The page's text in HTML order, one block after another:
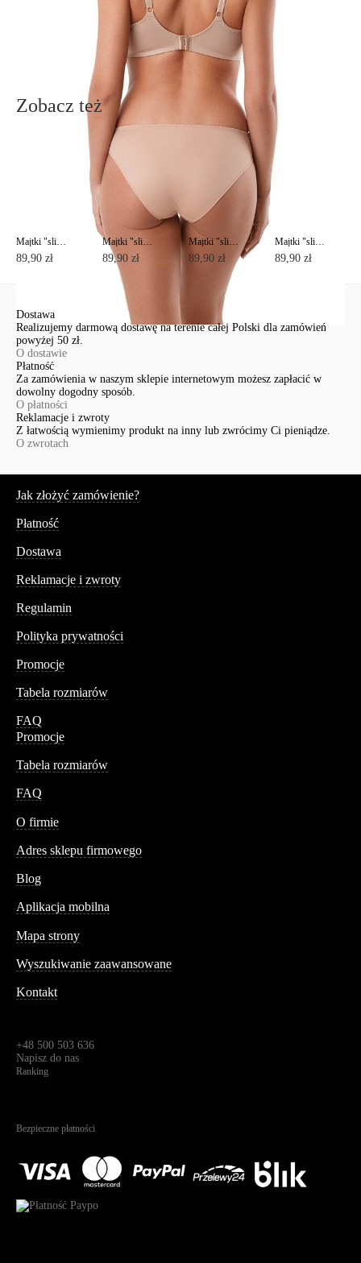
Zobacz też
Majtki "slipy" VOILE RP2023
89,90 zł
Majtki "slipy" VOILE RP2023
89,90 zł
Majtki "slipy" VOILE RP2023
89,90 zł
Majtki "slipy" VOILE RP2023
89,90 zł
Dostawa
Realizujemy darmową dostawę na terenie całej Polski dla zamówień
powyżej 50 zł.
O dostawie
Płatność
Za zamówienia w naszym sklepie internetowym możesz zapłacić w
dowolny dogodny sposób.
O płatności
Reklamacje i zwroty
Z łatwością wymienimy produkt na inny lub zwrócimy Ci pieniądze.
O zwrotach
Jak złożyć zamówienie?
Płatność
Dostawa
Reklamacje i zwroty
Regulamin
Polityka prywatności
Promocje
Tabela rozmiarów
FAQ
Promocje
Tabela rozmiarów
FAQ
O firmie
Adres sklepu firmowego
Blog
Aplikacja mobilna
Mapa strony
Wyszukiwanie zaawansowane
Kontakt
+48 500 503 636
Napisz do nas
Ranking
Bezpieczne płatności